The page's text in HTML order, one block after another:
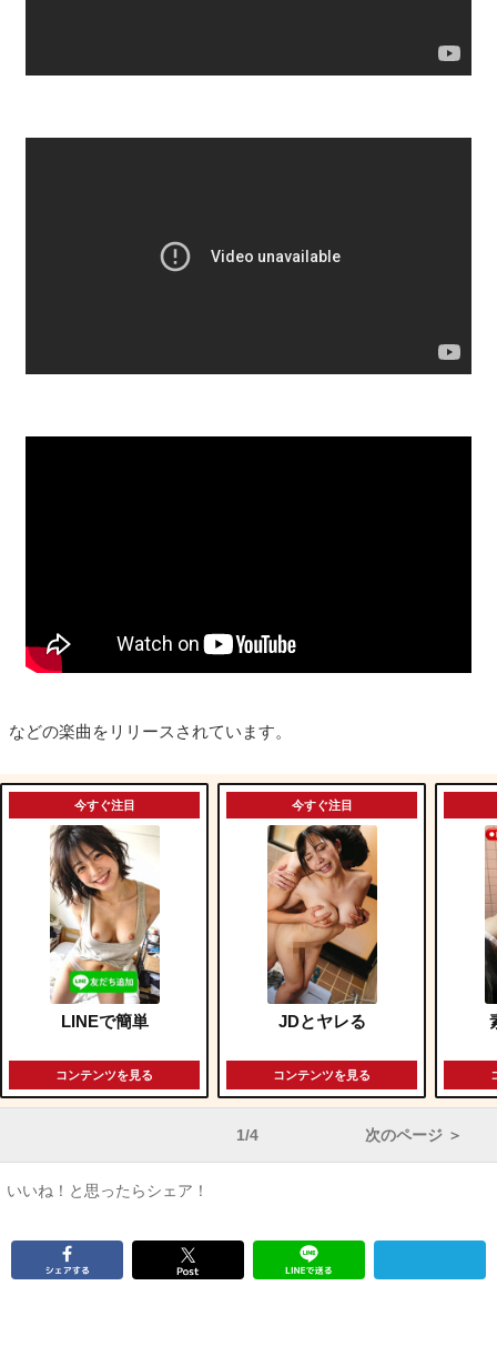
などの楽曲をリリースされています。
今すぐ注目
LINEで簡単
コンテンツを見る
今すぐ注目
JDとヤレる
コンテンツを見る
1/4 次のページ ＞
いいね！と思ったらシェア！